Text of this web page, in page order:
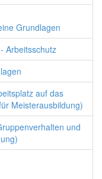
Grundlagen
Arbeitsschutz
auf das
Meisterausbildung)
und